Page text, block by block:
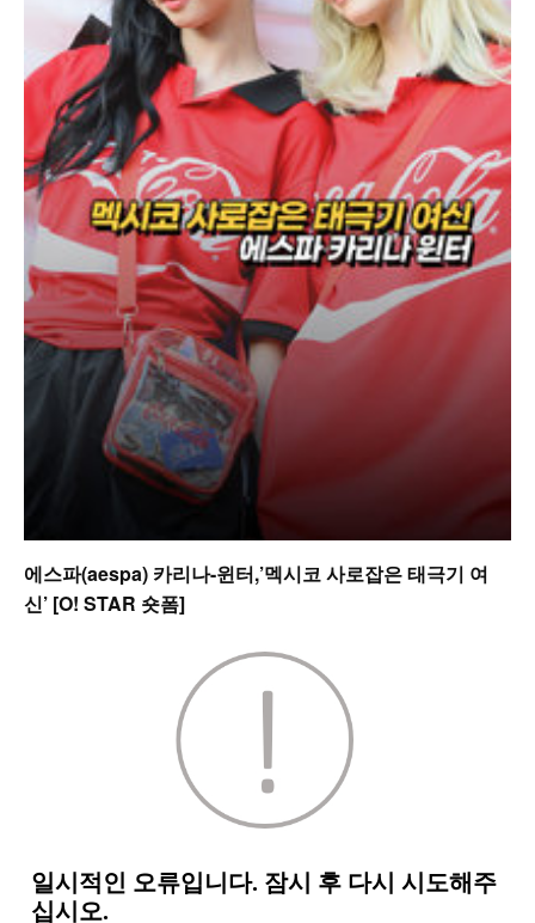
에스파(aespa) 카리나-윈터,’멕시코 사로잡은 태극기 여
신’ [O! STAR 숏폼]